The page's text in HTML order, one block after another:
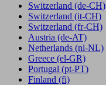
Switzerland (de-CH)
Switzerland (it-CH)
Switzerland (fr-CH)
Austria (de-AT)
Netherlands (nl-NL)
Greece (el-GR)
Portugal (pt-PT)
Finland (fi)